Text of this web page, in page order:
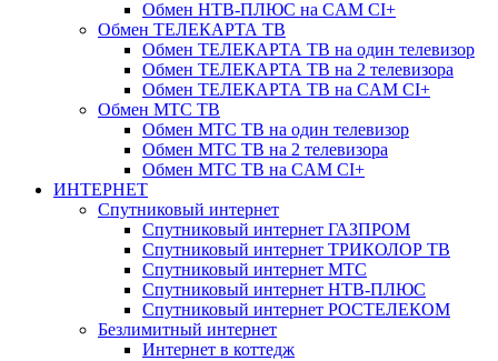
Обмен НТВ-ПЛЮС на CAM CI+
Обмен ТЕЛЕКАРТА ТВ
Обмен ТЕЛЕКАРТА ТВ на один телевизор
Обмен ТЕЛЕКАРТА ТВ на 2 телевизора
Обмен ТЕЛЕКАРТА ТВ на CAM CI+
Обмен МТС ТВ
Обмен МТС ТВ на один телевизор
Обмен МТС ТВ на 2 телевизора
Обмен МТС ТВ на CAM CI+
ИНТЕРНЕТ
Спутниковый интернет
Спутниковый интернет ГАЗПРОМ
Спутниковый интернет ТРИКОЛОР ТВ
Спутниковый интернет МТС
Спутниковый интернет НТВ-ПЛЮС
Спутниковый интернет РОСТЕЛЕКОМ
Безлимитный интернет
Интернет в коттедж